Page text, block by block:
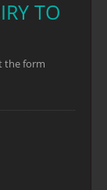
das sich